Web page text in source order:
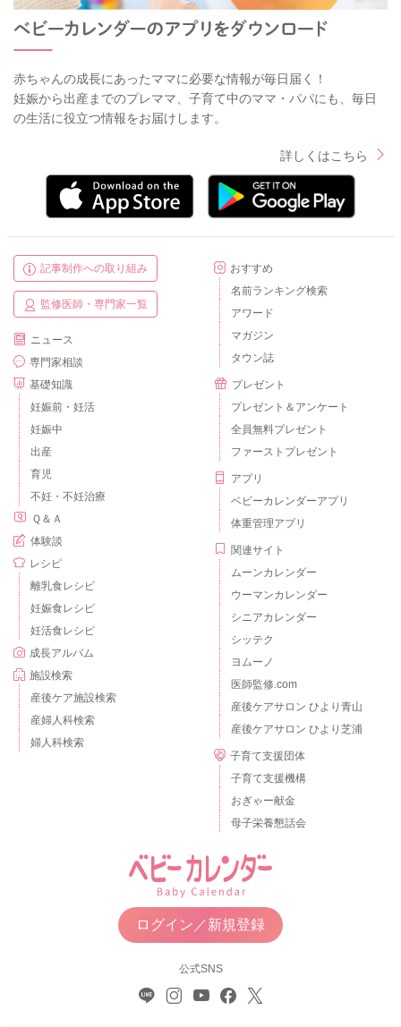
赤ちゃんの成長にあったママに必要な情報が毎日届く！
妊娠から出産までのプレママ、子育て中のママ・パパにも、毎日
の生活に役立つ情報をお届けします。
詳しくはこちら
記事制作への取り組み
監修医師・専門家一覧
ニュース
専門家相談
基礎知識
妊娠前・妊活
妊娠中
出産
育児
不妊・不妊治療
Ｑ＆Ａ
体験談
レシピ
離乳食レシピ
妊娠食レシピ
妊活食レシピ
成長アルバム
施設検索
産後ケア施設検索
産婦人科検索
婦人科検索
おすすめ
名前ランキング検索
アワード
マガジン
タウン誌
プレゼント
プレゼント＆アンケート
全員無料プレゼント
ファーストプレゼント
アプリ
ベビーカレンダーアプリ
体重管理アプリ
関連サイト
ムーンカレンダー
ウーマンカレンダー
シニアカレンダー
シッテク
ヨムーノ
医師監修.com
産後ケアサロン ひより青山
産後ケアサロン ひより芝浦
子育て支援団体
子育て支援機構
おぎゃー献金
母子栄養懇話会
ログイン／新規登録
公式SNS